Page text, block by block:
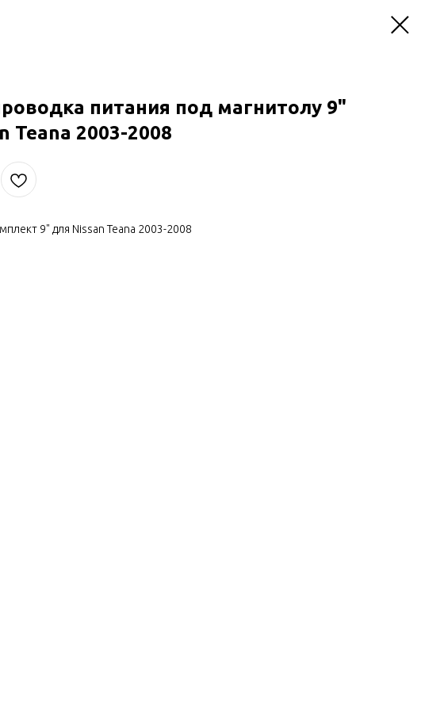
питания под магнитолу 9"
Teana 2003-2008
9" для Nissan Teana 2003-2008